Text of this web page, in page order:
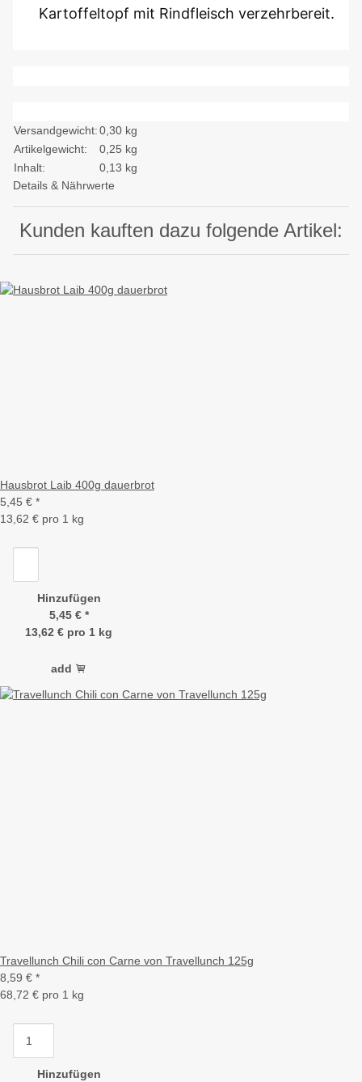
Kartoffeltopf mit Rindfleisch verzehrbereit.
Versandgewicht:0,30 kg
Artikelgewicht:
0,25 kg
Inhalt:
0,13 kg
Details & Nährwerte
Kunden kauften dazu folgende Artikel:
Hausbrot Laib 400g dauerbrot
5,45 € *
13,62 € pro 1 kg
Hinzufügen
5,45 € *
13,62 € pro 1 kg
add
Travellunch Chili con Carne von Travellunch 125g
8,59 € *
68,72 € pro 1 kg
Hinzufügen